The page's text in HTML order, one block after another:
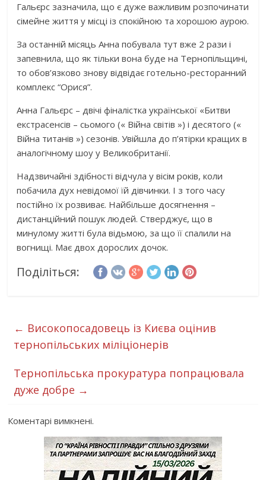
Гальєрс зазначила, що є дуже важливим розпочинати
сімейне життя у місці із спокійною та хорошою аурою.
За останній місяць Анна побувала тут вже 2 рази і
запевнила, що як тільки вона буде на Тернопільщині,
то обов’язково знову відвідає готельно-ресторанний
комплекс “Орися”.
Анна Гальєрс – двічі фіналістка української «Битви
екстрасенсів – сьомого (« Війна світів ») і десятого («
Війна титанів ») сезонів. Увійшла до п’ятірки кращих в
аналогічному шоу у Великобританії.
Надзвичайні здібності відчула у вісім років, коли
побачила дух невідомої їй дівчинки. І з того часу
постійно їх розвиває. Найбільше досягнення –
дистанційний пошук людей. Стверджує, що в
минулому житті була відьмою, за що її спалили на
вогнищі. Має двох дорослих дочок.
Поділіться:
← Високопосадовець із Києва оцінив
тернопільських міліціонерів
Тернопільська прокуратура попрацювала
дуже добре →
Коментарі вимкнені.